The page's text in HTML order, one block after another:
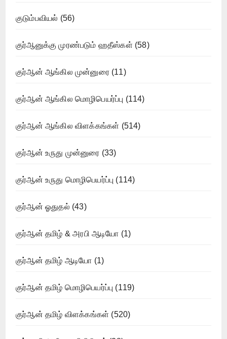
குடும்பவியல் (56)
குர்ஆனுக்கு முரண்படும் ஹதீஸ்கள் (58)
குர்ஆன் ஆங்கில முன்னுரை(11)
குர்ஆன் ஆங்கில மொழிபெயர்ப்பு (114)
குர்ஆன் ஆங்கில விளக்கங்கள் (514)
குர்ஆன் உருது முன்னுரை (33)
குர்ஆன் உருது மொழிபெயர்ப்பு (114)
குர்ஆன் ஓதுதல் (43)
குர்ஆன் தமிழ் & அரபி ஆடியோ (1)
குர்ஆன் தமிழ் ஆடியோ (1)
குர்ஆன் தமிழ் மொழிபெயர்ப்பு (119)
குர்ஆன் தமிழ் விளக்கங்கள் (520)